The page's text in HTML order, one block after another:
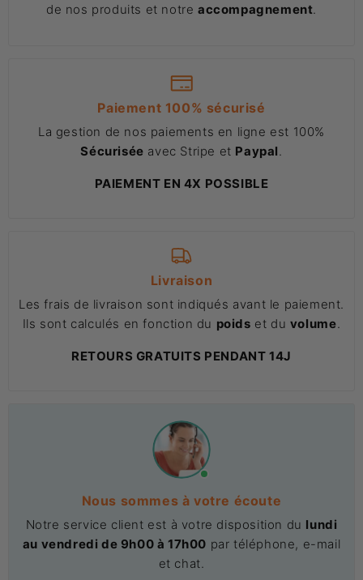
de nos produits et notre accompagnement
Paiement 100% sécurisé
La gestion de nos paiements en ligne est 100%
Sécurisée avec Stripe et Paypal
PAIEMENT EN 4X POSSIBLE
Livraison
Les frais de livraison sont indiqués avant le paiement.
Ils sont calculés en fonction du poids et du volume
RETOURS GRATUITS PENDANT 14J
Nous sommes à votre écoute
Notre service client est à votre disposition du lundi
au vendredi de 9h00 à 17h00 par téléphone, e-mail
et chat.